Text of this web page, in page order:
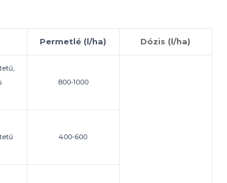
Permetlé (l/ha) Dózis (l/ha)
800-1000
400-600